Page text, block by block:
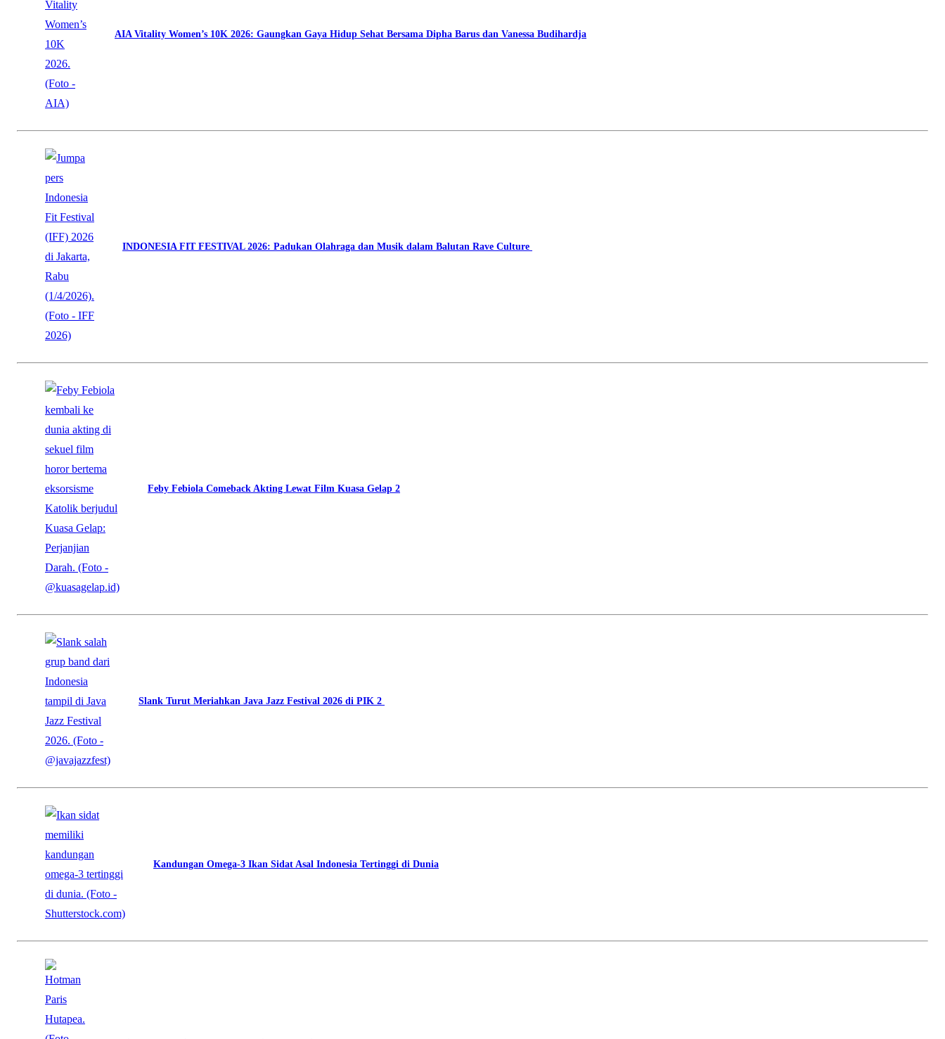
AIA Vitality Women’s 10K 2026: Gaungkan Gaya Hidup Sehat Bersama Dipha Barus dan Vanessa Budihardja
INDONESIA FIT FESTIVAL 2026: Padukan Olahraga dan Musik dalam Balutan Rave Culture
Feby Febiola Comeback Akting Lewat Film Kuasa Gelap 2
Slank Turut Meriahkan Java Jazz Festival 2026 di PIK 2
Kandungan Omega-3 Ikan Sidat Asal Indonesia Tertinggi di Dunia